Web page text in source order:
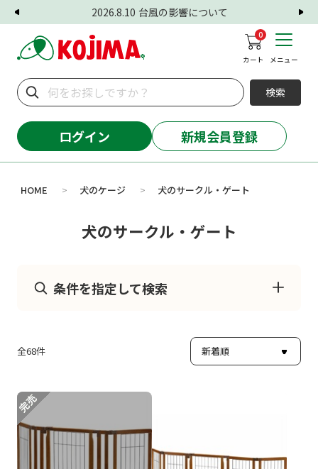
2026.8.10 台風の影響について
0
カート メニュー
検索
ログイン 新規会員登録
HOME > 犬のケージ > 犬のサークル・ゲート
犬のサークル・ゲート
条件を指定して検索
全68件